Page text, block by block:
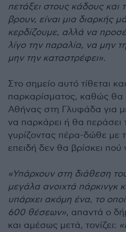
πετάξει στους κάδους και
βρουν, είναι μια διαρκής
κερδίζουμε, αλλά να
λίγο την παραλία, να μην
μην την καταστρέφει».
Στο σημείο αυτό τίθεται
παρκαρίσματος, καθώς θα
Αθήνας στη Γλυφάδα για
να παρκάρει ή θα περάσει
γυρίζοντας πέρα-δώθε με
επειδή δεν θα βρίσκει πού
«Υπάρχουν στη διάθεση
μεγάλα ανοιχτά πάρκινγκ
υπάρχει ακόμη ένα, το
600 θέσεων», απαντά ο
και αμέσως μετά, τονίζει: